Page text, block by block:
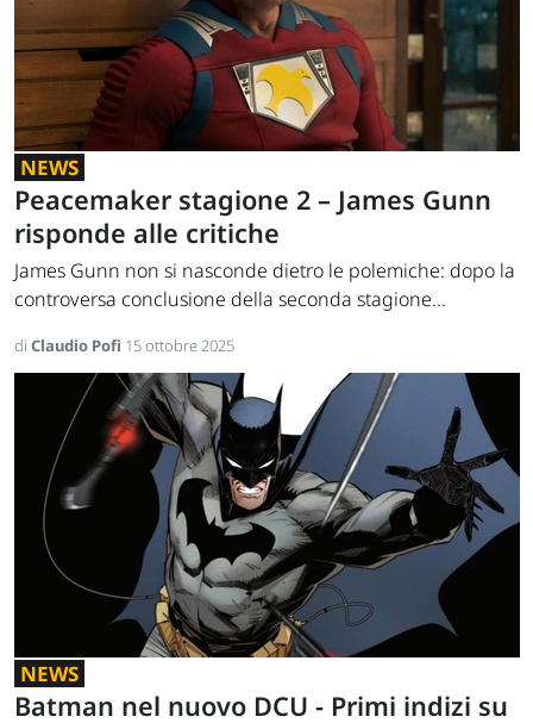
NEWS
Peacemaker stagione 2 – James Gunn
risponde alle critiche
James Gunn non si nasconde dietro le polemiche: dopo la
controversa conclusione della seconda stagione...
di Claudio Pofi 15 ottobre 2025
NEWS
Batman nel nuovo DCU - Primi indizi su